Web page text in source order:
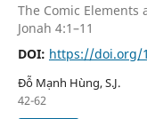
The Comic Elements
Jonah 4:1–11
DOI: https://doi.org/
Đỗ Mạnh Hùng, S.J.
42-62